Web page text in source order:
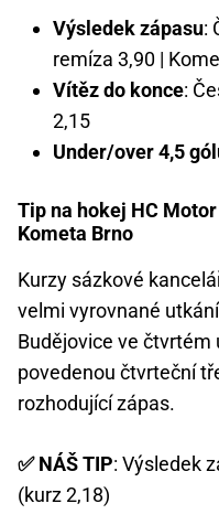
Výsledek zápasu:
remíza 3,90 |
Vítěz do konce:
2,15
Under/over 4,5
Tip na hokej HC
Kometa Brno
Kurzy sázkové
velmi vyrovnané
Budějovice ve čtvrtém
povedenou čtvrteční
rozhodující zápas.
✅ NÁŠ TIP: Výsledek
(kurz 2,18)